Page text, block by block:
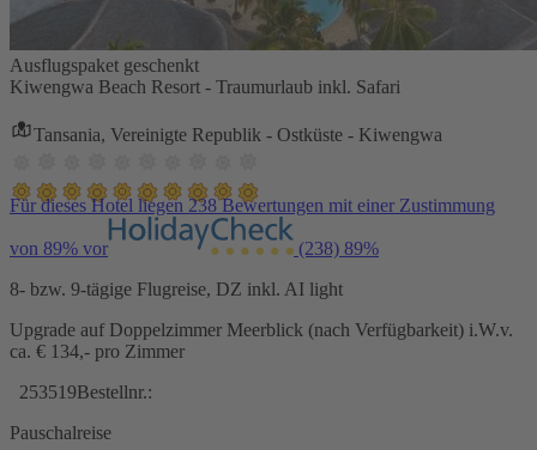
Ausflugspaket geschenkt
Kiwengwa Beach Resort - Traumurlaub inkl. Safari
Tansania, Vereinigte Republik - Ostküste - Kiwengwa
Für dieses Hotel liegen 238 Bewertungen mit einer Zustimmung
von 89% vor (238) 89%
8- bzw. 9-tägige Flugreise, DZ inkl. AI light
Upgrade auf Doppelzimmer Meerblick (nach Verfügbarkeit) i.W.v.
ca. € 134,- pro Zimmer
253519Bestellnr.:
Pauschalreise